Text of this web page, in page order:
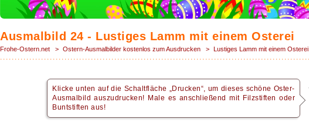
Ausmalbild 24 - Lustiges Lamm mit einem Osterei
Frohe-Ostern.net > Ostern-Ausmalbilder kostenlos zum Ausdrucken > Lustiges Lamm mit einem Osterei
Klicke unten auf die Schaltfläche „Drucken“, um dieses schöne Oster-
Ausmalbild auszudrucken! Male es anschließend mit Filzstiften oder
Buntstiften aus!